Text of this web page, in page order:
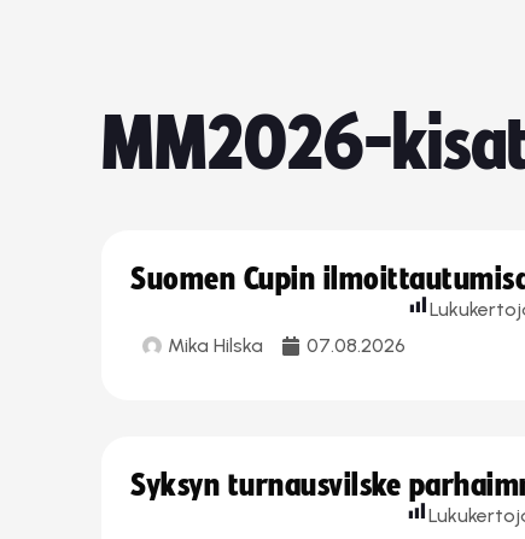
MM2026-
Suomen Cupin
Mika Hilska 07.08.2026
Syksyn turnausvilske